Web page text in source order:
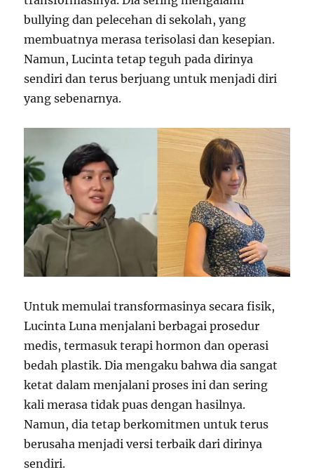
bullying dan pelecehan di sekolah, yang
membuatnya merasa terisolasi dan kesepian.
Namun, Lucinta tetap teguh pada dirinya
sendiri dan terus berjuang untuk menjadi diri
yang sebenarnya.
Untuk memulai transformasinya secara fisik,
Lucinta Luna menjalani berbagai prosedur
medis, termasuk terapi hormon dan operasi
bedah plastik. Dia mengaku bahwa dia sangat
ketat dalam menjalani proses ini dan sering
kali merasa tidak puas dengan hasilnya.
Namun, dia tetap berkomitmen untuk terus
berusaha menjadi versi terbaik dari dirinya
sendiri.